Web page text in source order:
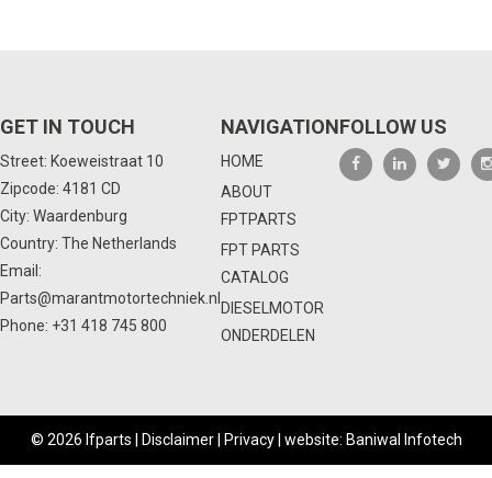
GET IN TOUCH
Street: Koeweistraat 10
Zipcode: 4181 CD
City: Waardenburg
Country: The Netherlands
Email:
Parts@marantmotortechniek.nl
Phone: +31 418 745 800
NAVIGATION
HOME
ABOUT
FPTPARTS
FPT PARTS
CATALOG
DIESELMOTOR
ONDERDELEN
FOLLOW US
© 2026 Ifparts | Disclaimer| Privacy| website: Baniwal Infotech